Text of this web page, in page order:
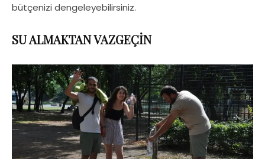
bütçenizi dengeleyebilirsiniz.
SU ALMAKTAN VAZGEÇİN